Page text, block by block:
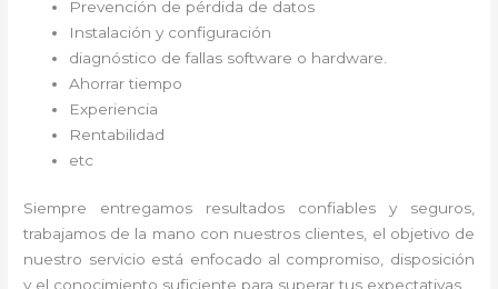
Prevención de pérdida de datos
Instalación y configuración
diagnóstico de fallas software o hardware
Ahorrar tiempo
Experiencia
Rentabilidad
etc
Siempre entregamos resultados confiables y seguros,
trabajamos de la mano con nuestros clientes, el objetivo de
nuestro servicio está enfocado al compromiso, disposición
y el conocimiento suficiente para superar tus expectativas.